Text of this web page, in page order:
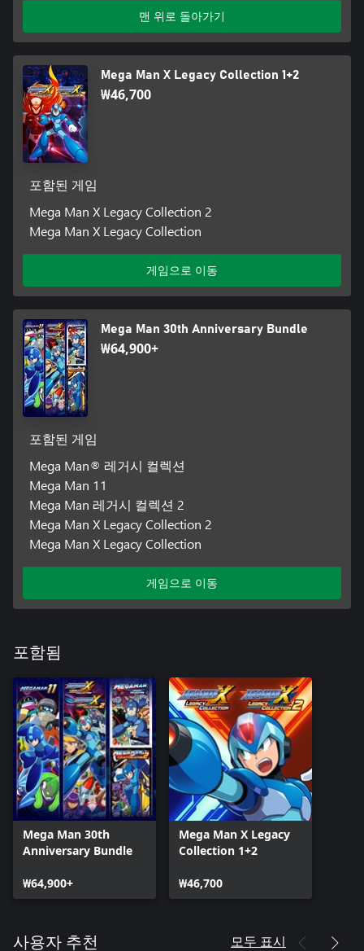
맨 위로 돌아가기
Mega Man X Legacy Collection 1+2
₩46,700
포함된 게임
Mega Man X Legacy Collection 2
Mega Man X Legacy Collection
게임으로 이동
Mega Man 30th Anniversary Bundle
₩64,900+
포함된 게임
Mega Man® 레거시 컬렉션
Mega Man 11
Mega Man 레거시 컬렉션 2
Mega Man X Legacy Collection 2
Mega Man X Legacy Collection
게임으로 이동
포함됨
Mega Man 30th
Anniversary Bundle
₩64,900+
Mega Man X Legacy
Collection 1+2
₩46,700
사용자 추천 모두 표시